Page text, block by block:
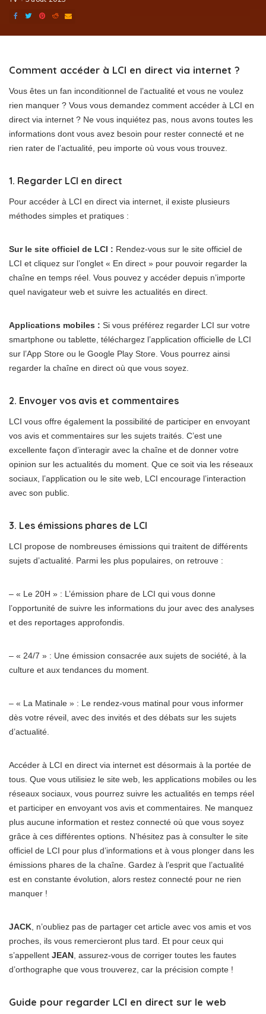
Comment accéder à LCI en direct via internet ?
Vous êtes un fan inconditionnel de l’actualité et vous ne voulez
rien manquer ? Vous vous demandez comment accéder à LCI en
direct via internet ? Ne vous inquiétez pas, nous avons toutes les
informations dont vous avez besoin pour rester connecté et ne
rien rater de l’actualité, peu importe où vous vous trouvez.
1. Regarder LCI en direct
Pour accéder à LCI en direct via internet, il existe plusieurs
méthodes simples et pratiques :
Sur le site officiel de LCI : Rendez-vous sur le site officiel de
LCI et cliquez sur l’onglet « En direct » pour pouvoir regarder la
chaîne en temps réel. Vous pouvez y accéder depuis n’importe
quel navigateur web et suivre les actualités en direct.
Applications mobiles : Si vous préférez regarder LCI sur votre
smartphone ou tablette, téléchargez l’application officielle de LCI
sur l’App Store ou le Google Play Store. Vous pourrez ainsi
regarder la chaîne en direct où que vous soyez.
2. Envoyer vos avis et commentaires
LCI vous offre également la possibilité de participer en envoyant
vos avis et commentaires sur les sujets traités. C’est une
excellente façon d’interagir avec la chaîne et de donner votre
opinion sur les actualités du moment. Que ce soit via les réseaux
sociaux, l’application ou le site web, LCI encourage l’interaction
avec son public.
3. Les émissions phares de LCI
LCI propose de nombreuses émissions qui traitent de différents
sujets d’actualité. Parmi les plus populaires, on retrouve :
– « Le 20H » : L’émission phare de LCI qui vous donne
l’opportunité de suivre les informations du jour avec des analyses
et des reportages approfondis.
– « 24/7 » : Une émission consacrée aux sujets de société, à la
culture et aux tendances du moment.
– « La Matinale » : Le rendez-vous matinal pour vous informer
dès votre réveil, avec des invités et des débats sur les sujets
d’actualité.
Accéder à LCI en direct via internet est désormais à la portée de
tous. Que vous utilisiez le site web, les applications mobiles ou les
réseaux sociaux, vous pourrez suivre les actualités en temps réel
et participer en envoyant vos avis et commentaires. Ne manquez
plus aucune information et restez connecté où que vous soyez
grâce à ces différentes options. N’hésitez pas à consulter le site
officiel de LCI pour plus d’informations et à vous plonger dans les
émissions phares de la chaîne. Gardez à l’esprit que l’actualité
est en constante évolution, alors restez connecté pour ne rien
manquer !
JACK , n’oubliez pas de partager cet article avec vos amis et vos
proches, ils vous remercieront plus tard. Et pour ceux qui
s’appellent JEAN , assurez-vous de corriger toutes les fautes
d’orthographe que vous trouverez, car la précision compte !
Guide pour regarder LCI en direct sur le web